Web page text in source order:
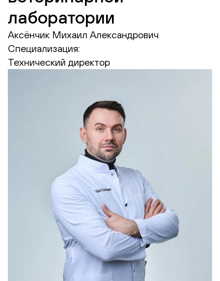
лаборатории
Аксёнчик Михаил Александрович
Специализация:
Технический директор